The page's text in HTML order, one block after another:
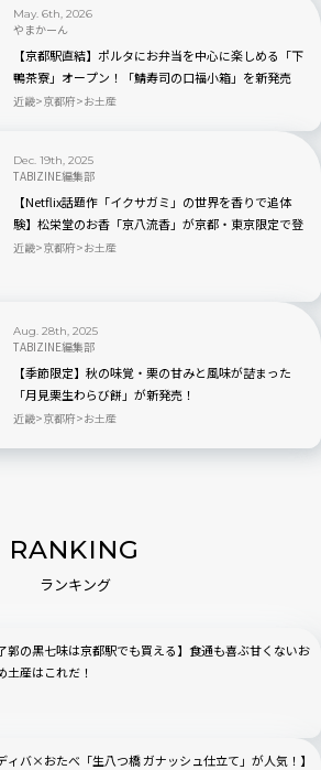
May. 6th, 2026
やまかーん
【京都駅直結】ポルタにお弁当を中心に楽しめる「下
鴨茶寮」オープン！「鯖寿司の口福小箱」を新発売
近畿 京都府 お土産
Dec. 19th, 2025
TABIZINE編集部
【Netflix話題作「イクサガミ」の世界を香りで追体
験】松栄堂のお香「京八流香」が京都・東京限定で登
場
近畿 京都府 お土産
Aug. 28th, 2025
TABIZINE編集部
【季節限定】秋の味覚・栗の甘みと風味が詰まった
「月見栗生わらび餅」が新発売！
近畿 京都府 お土産
RANKING
ランキング
郭の黒七味は京都駅でも買える】食通も喜ぶ甘くないお
土産はこれだ！
ィバ×おたべ「生八つ橋 ガナッシュ仕立て」が人気！】